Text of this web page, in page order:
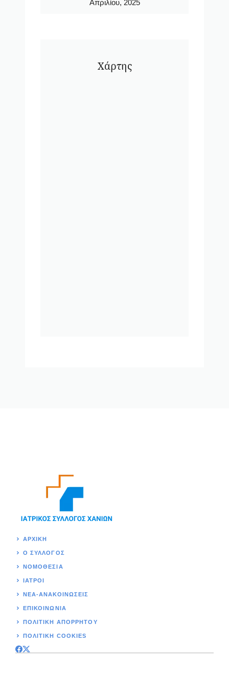
Απριλίου, 2025
Χάρτης
ΑΡΧΙΚΉ
Ο ΣΥΛΛΟΓΟΣ
ΝΟΜΟΘΕΣΊΑ
ΙΑΤΡΟΙ
ΝΕΑ-ΑΝΑΚΟΙΝΩΣΕΙΣ
ΕΠΙΚΟΙΝΩΝΊΑ
ΠΟΛΙΤΙΚΉ ΑΠΟΡΡΗΤΟΥ
ΠΟΛΙΤΙΚΗ COOKIES